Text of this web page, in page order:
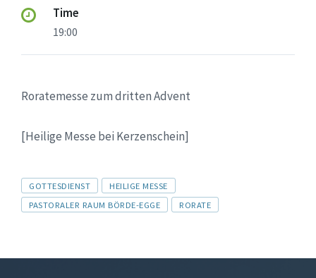
Time
19:00
Roratemesse zum dritten Advent
[Heilige Messe bei Kerzenschein]
Tags
GOTTESDIENST
HEILIGE MESSE
PASTORALER RAUM BÖRDE-EGGE
RORATE